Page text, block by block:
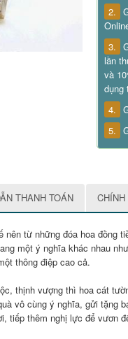
2.
3.
lần
và
dụng
4.
5.
THANH TOÁN
từ những đóa hoa đồng
một ý nghĩa khác nhau
thông điệp cao cả.
thịnh vượng thì hoa cát
vô cùng ý nghĩa, gửi tặng
tiếp thêm nghị lực để vươn